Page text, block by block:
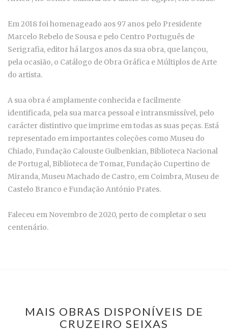
Em 2018 foi homenageado aos 97 anos pelo Presidente
Marcelo Rebelo de Sousa e pelo Centro Português de
Serigrafia, editor há largos anos da sua obra, que lançou,
pela ocasião, o Catálogo de Obra Gráfica e Múltiplos de Arte
do artista.
A sua obra é amplamente conhecida e facilmente
identificada, pela sua marca pessoal e intransmissível, pelo
carácter distintivo que imprime em todas as suas peças. Está
representado em importantes coleções como Museu do
Chiado, Fundação Calouste Gulbenkian, Biblioteca Nacional
de Portugal, Biblioteca de Tomar, Fundação Cupertino de
Miranda, Museu Machado de Castro, em Coimbra, Museu de
Castelo Branco e Fundação António Prates.
Faleceu em Novembro de 2020, perto de completar o seu
centenário.
MAIS OBRAS DISPONÍVEIS DE
CRUZEIRO SEIXAS